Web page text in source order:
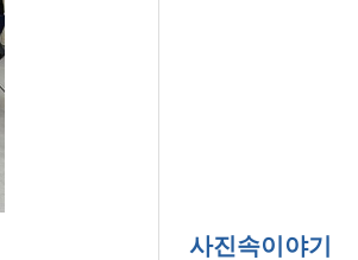
사진속이야기